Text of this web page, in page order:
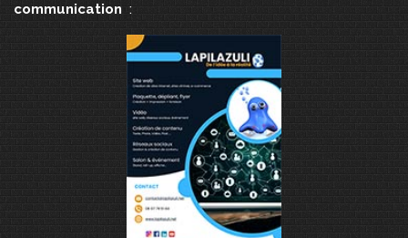
communication :